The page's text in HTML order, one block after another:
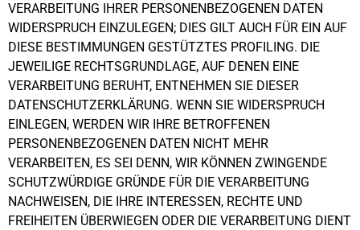
VERARBEITUNG IHRER PERSONENBEZOGENEN DATEN
WIDERSPRUCH EINZULEGEN; DIES GILT AUCH FÜR EIN AUF
DIESE BESTIMMUNGEN GESTÜTZTES PROFILING. DIE
JEWEILIGE RECHTSGRUNDLAGE, AUF DENEN EINE
VERARBEITUNG BERUHT, ENTNEHMEN SIE DIESER
DATENSCHUTZERKLÄRUNG. WENN SIE WIDERSPRUCH
EINLEGEN, WERDEN WIR IHRE BETROFFENEN
PERSONENBEZOGENEN DATEN NICHT MEHR
VERARBEITEN, ES SEI DENN, WIR KÖNNEN ZWINGENDE
SCHUTZWÜRDIGE GRÜNDE FÜR DIE VERARBEITUNG
NACHWEISEN, DIE IHRE INTERESSEN, RECHTE UND
FREIHEITEN ÜBERWIEGEN ODER DIE VERARBEITUNG DIENT